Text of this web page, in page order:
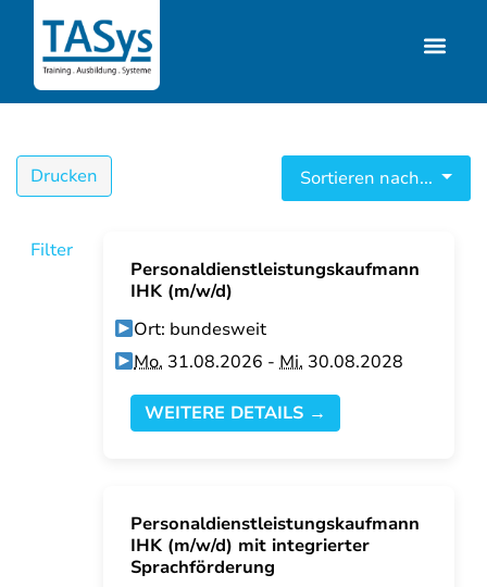
Drucken Sortieren nach...
Filter
Personaldienstleistungskaufmann
IHK (m/w/d)
Ort: bundesweit
Mo. 31.08.2026 -Mi. 30.08.2028
WEITERE DETAILS →
Personaldienstleistungskaufmann
IHK (m/w/d) mit integrierter
Sprachförderung